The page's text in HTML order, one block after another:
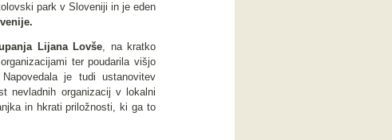
park v Sloveniji in je eden
Lijana Lovše, na kratko
ter poudarila višjo
je tudi ustanovitev
nevladnih organizacij v lokalni
in hkrati priložnosti, ki ga to